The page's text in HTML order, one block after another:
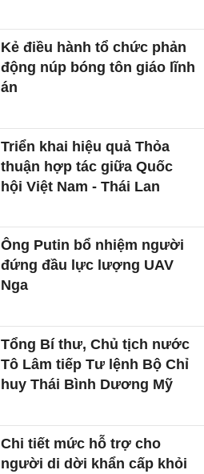
Kẻ điều hành tổ chức phản
động núp bóng tôn giáo lĩnh
án
Triển khai hiệu quả Thỏa
thuận hợp tác giữa Quốc
hội Việt Nam - Thái Lan
Ông Putin bổ nhiệm người
đứng đầu lực lượng UAV
Nga
Tổng Bí thư, Chủ tịch nước
Tô Lâm tiếp Tư lệnh Bộ Chỉ
huy Thái Bình Dương Mỹ
Chi tiết mức hỗ trợ cho
người di dời khẩn cấp khỏi